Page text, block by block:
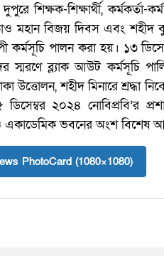
শিক্ষার্থী, কর্মকর্তা-
মহান বিজয় দিবস এবং শহীদ
কর্মসূচি পালন করা হয়। ১৩
স্মরণে ব্ল্যাক আউট কর্মসূচি
শহীদ মিনারে শ্রদ্ধা
২০২৪ নোবিপ্রবি’র
একাডেমিক ভবনের অংশ বিশেষ
PhotoCard (1080×1080)